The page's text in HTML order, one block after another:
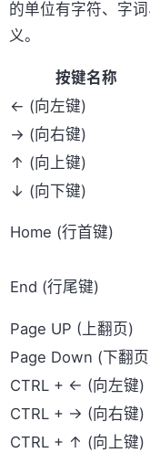
的单位有字符、字
义。
按键名称
← (向左键)
→ (向右键)
↑ (向上键)
↓ (向下键)
Home (行首键)
End (行尾键)
Page UP (上翻页)
Page Down (下翻
CTRL + ← (向左键)
CTRL + → (向右键)
CTRL + ↑ (向上键)